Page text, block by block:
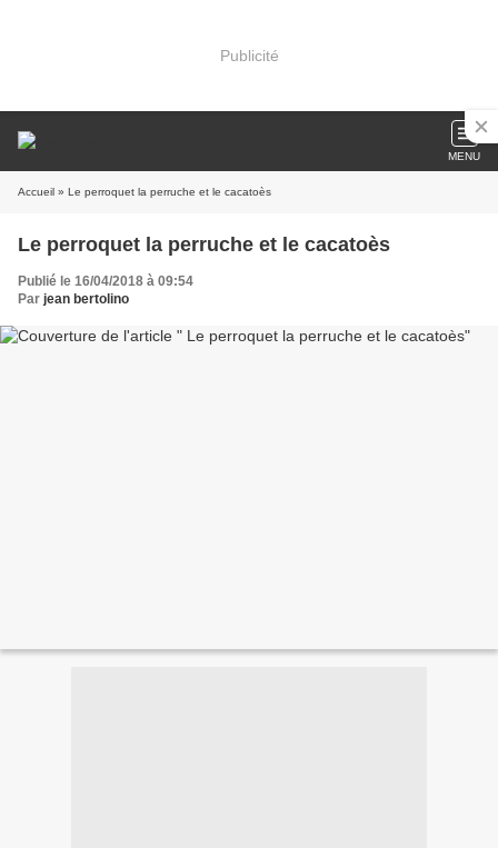
Publicité
MENU
Accueil » Le perroquet la perruche et le cacatoès
Le perroquet la perruche et le cacatoès
Publié le 16/04/2018 à 09:54
Par jean bertolino